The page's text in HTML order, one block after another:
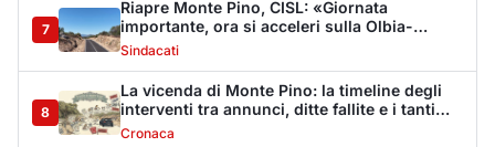
11
Olbia, via Fiume: "Il divieto di sosta non può
sostituire i controlli"
Cronaca
12
Dopo l'ordinanza: da via Fiume rispondono
al sindaco: "La deve ritirare, non serva a
nulla"
Cronaca